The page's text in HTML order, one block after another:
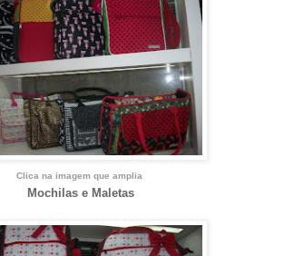
Clica na imagem que amplia
Mochilas e Maletas